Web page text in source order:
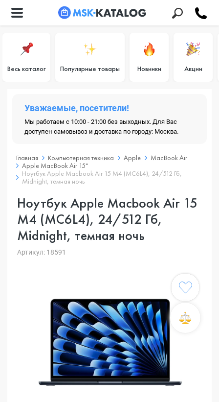
Весь каталог Популярные товары Новинки Акции
Уважаемые, посетители!
Мы работаем с 10:00 - 21:00 без выходных. Для Вас
доступен самовывоз и доставка по городу: Москва.
Главная Компьютерная техника Apple
MacBook Air
Apple MacBook Air 15"
Ноутбук Apple Macbook Air 15 M4 (MC6L4), 24/512 Гб,
Midnight, темная ночь
Ноутбук Apple Macbook Air 15
M4 (MC6L4), 24/512 Гб,
Midnight, темная ночь
Артикул: 18591